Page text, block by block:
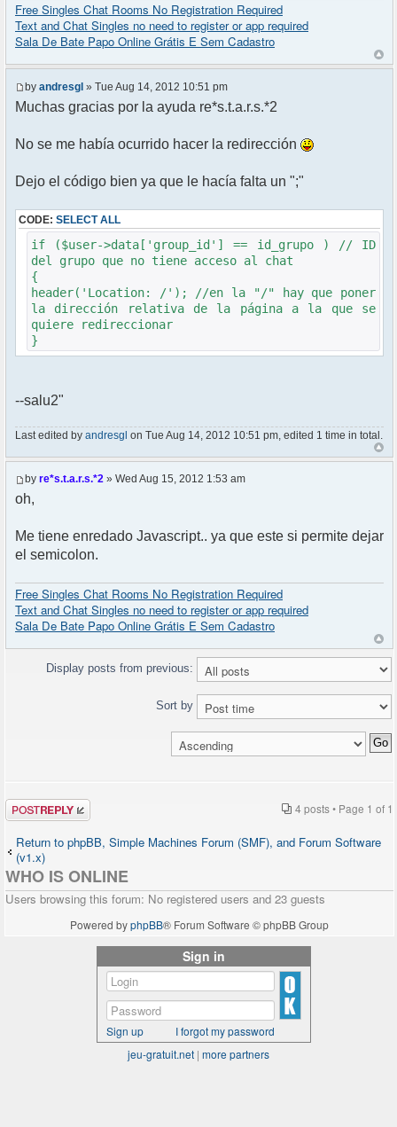
Free Singles Chat Rooms No Registration Required
Text and Chat Singles no need to register or app required
Sala De Bate Papo Online Grátis E Sem Cadastro
by andresgl » Tue Aug 14, 2012 10:51 pm
Muchas gracias por la ayuda re*s.t.a.r.s.*2
No se me había ocurrido hacer la redirección
Dejo el código bien ya que le hacía falta un ";"
CODE: SELECT ALL
if ($user->data['group_id'] == id_grupo ) // ID
del grupo que no tiene acceso al chat
{
header('Location: /'); //en la "/" hay que poner
la dirección relativa de la página a la que se
quiere redireccionar
}
--salu2"
Last edited by andresgl on Tue Aug 14, 2012 10:51 pm, edited 1 time in total.
by re*s.t.a.r.s.*2 » Wed Aug 15, 2012 1:53 am
oh,
Me tiene enredado Javascript.. ya que este si permite dejar
el semicolon.
Free Singles Chat Rooms No Registration Required
Text and Chat Singles no need to register or app required
Sala De Bate Papo Online Grátis E Sem Cadastro
Display posts from previous:
Sort by
Post a reply 4 posts • Page 1 of 1
Return to phpBB, Simple Machines Forum (SMF), and Forum Software
(v1.x)
WHO IS ONLINE
Users browsing this forum: No registered users and 23 guests
Powered byphpBB® Forum Software © phpBB Group
Sign in
Sign up
I forgot my password
jeu-gratuit.net | more partners